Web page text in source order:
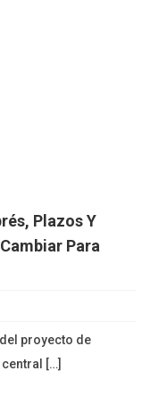
Plazos Y
Para
proyecto de
[…]